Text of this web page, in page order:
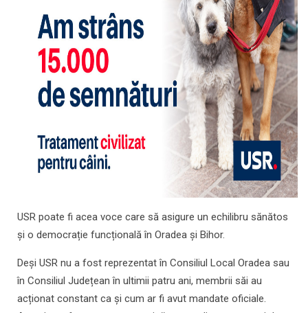
USR poate fi acea voce care să asigure un echilibru sănătos
și o democrație funcțională în Oradea și Bihor.
Deși USR nu a fost reprezentat în Consiliul Local Oradea sau
în Consiliul Județean în ultimii patru ani, membrii săi au
acționat constant ca și cum ar fi avut mandate oficiale.